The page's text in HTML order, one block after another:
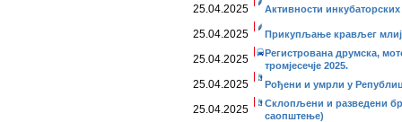
25.04.2025 Активности
25.04.2025 Прикупљање крављег
25.04.2025
Регистрована друмска,
тромјесечје 2025.
25.04.2025 Рођени и умрли у
25.04.2025
Склопљени и разведени
саопштење)